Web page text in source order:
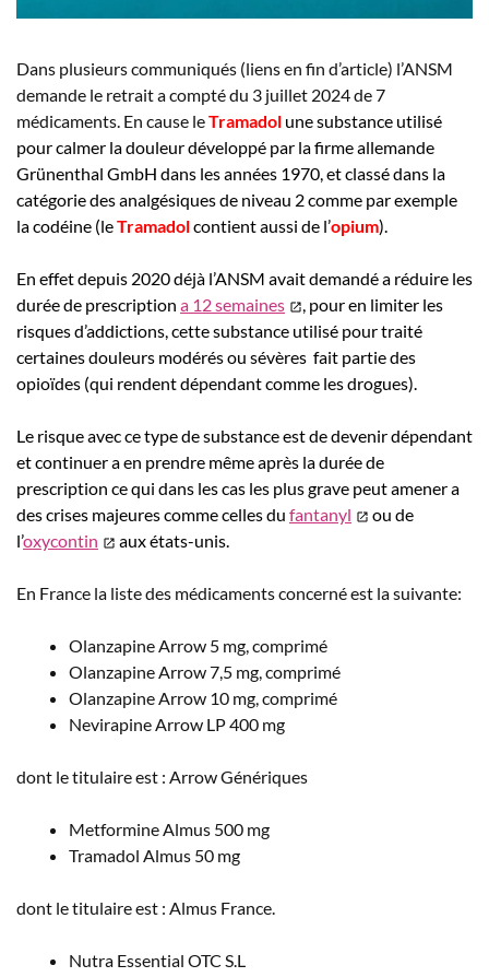
Dans plusieurs communiqués (liens en fin d’article) l’ANSM
demande le retrait a compté du 3 juillet 2024 de 7
médicaments. En cause leTramadol une substance utilisé
pour calmer la douleur développé par la firme allemande
Grünenthal GmbH dans les années 1970, et classé dans la
catégorie des analgésiques de niveau 2 comme par exemple
la codéine (leTramadolcontient aussi de l’opium).
En effet depuis 2020 déjà l’ANSM avait demandé a réduire les
durée de prescription a 12 semaines
, pour en limiter les
risques d’addictions, cette substance utilisé pour traité
certaines douleurs modérés ou sévères fait partie des
opioïdes (qui rendent dépendant comme les drogues).
Le risque avec ce type de substance est de devenir dépendant
et continuer a en prendre même après la durée de
prescription ce qui dans les cas les plus grave peut amener a
des crises majeures comme celles du fantanyl
ou de
l’oxycontin aux états-unis.
En France la liste des médicaments concerné est la suivante:
Olanzapine Arrow 5 mg, comprimé
Olanzapine Arrow 7,5 mg, comprimé
Olanzapine Arrow 10 mg, comprimé
Nevirapine Arrow LP 400 mg
dont le titulaire est : Arrow Génériques
Metformine Almus 500 mg
Tramadol Almus 50 mg
dont le titulaire est : Almus France.
Nutra Essential OTC S.L